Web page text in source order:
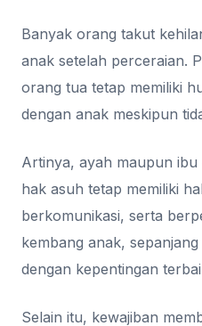
Banyak orang takut
anak setelah perceraian.
orang tua tetap memiliki
dengan anak meskipun
Artinya, ayah maupun
hak asuh tetap memiliki
berkomunikasi, serta
kembang anak,
dengan kepentingan
Selain itu, kewajiban